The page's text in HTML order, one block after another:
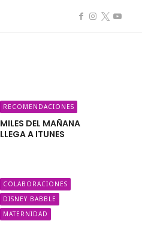
RECOMENDACIONES
MILES DEL MAÑANA
LLEGA A ITUNES
COLABORACIONES
DISNEY BABBLE
MATERNIDAD